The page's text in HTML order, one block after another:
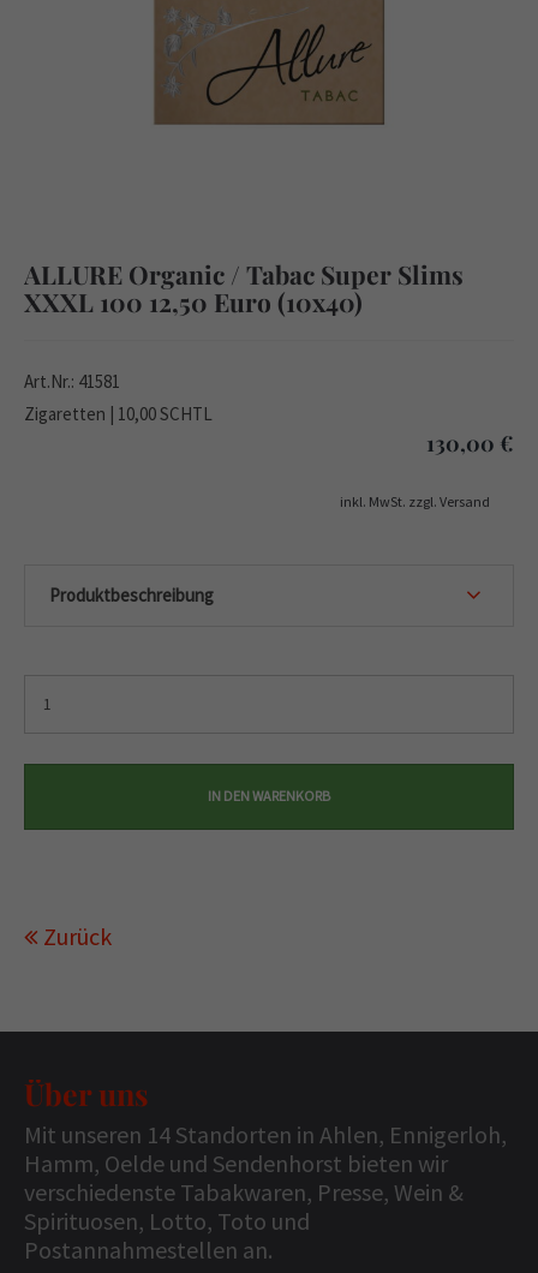
ALLURE Organic / Tabac Super Slims
XXXL 100 12,50 Euro (10x40)
Art.Nr.: 41581
Zigaretten | 10,00 SCHTL
130,00 €
inkl. MwSt. zzgl. Versand
Produktbeschreibung
Zurück
Über uns
Mit unseren 14 Standorten in Ahlen, Ennigerloh,
Hamm, Oelde und Sendenhorst bieten wir
verschiedenste Tabakwaren, Presse, Wein &
Spirituosen, Lotto, Toto und
Postannahmestellen an.